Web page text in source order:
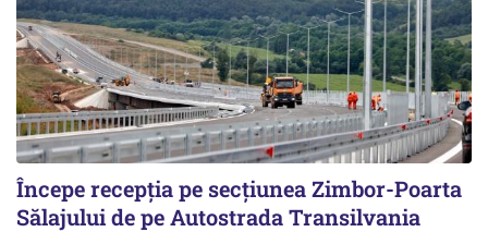
Începe recepţia pe secţiunea Zimbor-Poarta
Sălajului de pe Autostrada Transilvania